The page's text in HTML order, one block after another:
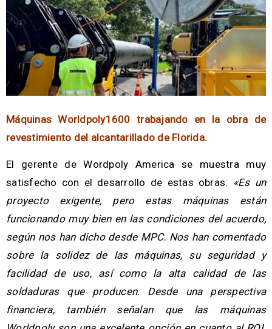
Máquinas Worldpoly1600 trabajando en la obra de
revestimiento del alcantarillado de Florida.
El gerente de Wordpoly America se muestra muy
satisfecho con el desarrollo de estas obras: «Es un
proyecto exigente, pero estas máquinas están
funcionando muy bien en las condiciones del acuerdo,
según nos han dicho desde MPC. Nos han comentado
sobre la solidez de las máquinas, su seguridad y
facilidad de uso, así como la alta calidad de las
soldaduras que producen. Desde una perspectiva
financiera, también señalan que las máquinas